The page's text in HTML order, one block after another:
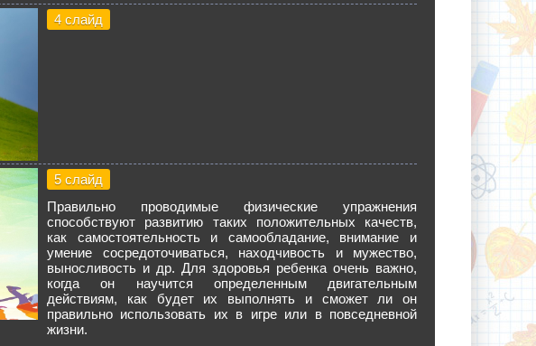
4 слайд
5 слайд
Правильно проводимые физические упражнения
способствуют развитию таких положительных качеств,
как самостоятельность и самообладание, внимание и
умение сосредоточиваться, находчивость и мужество,
выносливость и др. Для здоровья ребенка очень важно,
когда он научится определенным двигательным
действиям, как будет их выполнять и сможет ли он
правильно использовать их в игре или в повседневной
жизни.